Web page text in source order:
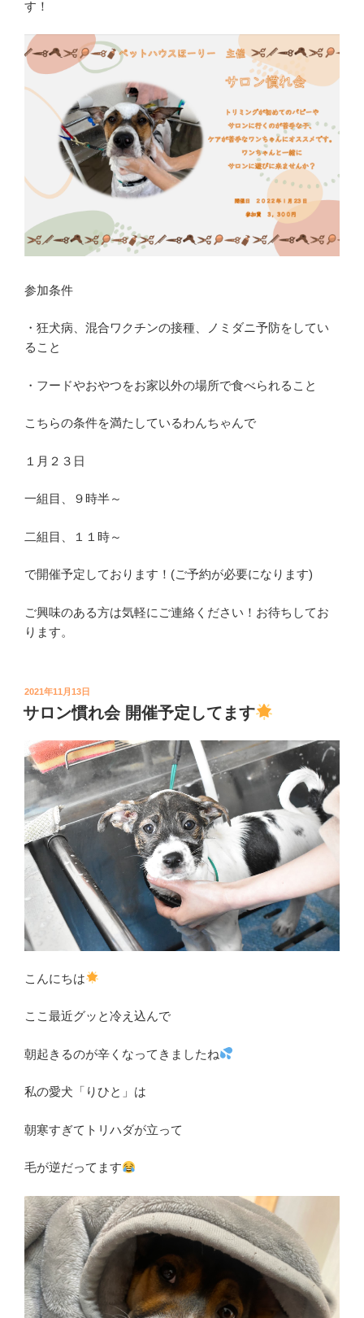
す！
参加条件
・狂犬病、混合ワクチンの接種、ノミダニ予防をしてい
ること
・フードやおやつをお家以外の場所で食べられること
こちらの条件を満たしているわんちゃんで
１月２３日
一組目、９時半～
二組目、１１時～
で開催予定しております！(ご予約が必要になります)
ご興味のある方は気軽にご連絡ください！お待ちしてお
ります。
投
稿
日:
2021年11月13日
サロン慣れ会 開催予定してます
こんにちは
ここ最近グッと冷え込んで
朝起きるのが辛くなってきましたね
私の愛犬「りひと」は
朝寒すぎてトリハダが立って
毛が逆だってます